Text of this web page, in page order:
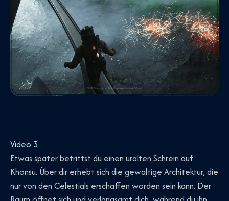
Video 3
Etwas später betrittst du einen uralten Schrein auf
Khonsu. Über dir erhebt sich die gewaltige Architektur, die
nur von den Celestials erschaffen worden sein kann. Der